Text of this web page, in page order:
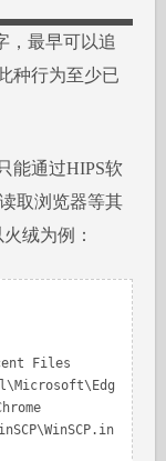
，最早可以追
种行为至少已
能通过HIPS软
取浏览器等其
绒为例：
Files